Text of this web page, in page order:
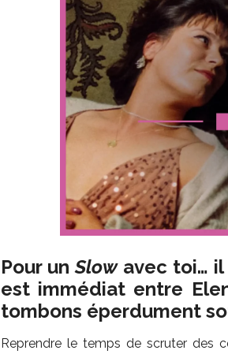
Pour unSlowavec toi… il
est immédiat entre
tombons éperdument
Reprendre le temps de scruter des